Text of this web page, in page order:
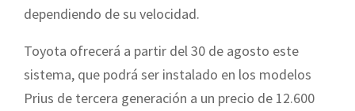
dependiendo de su velocidad.
Toyota ofrecerá a partir del 30 de agosto este
sistema, que podrá ser instalado en los modelos
Prius de tercera generación a un precio de 12.600